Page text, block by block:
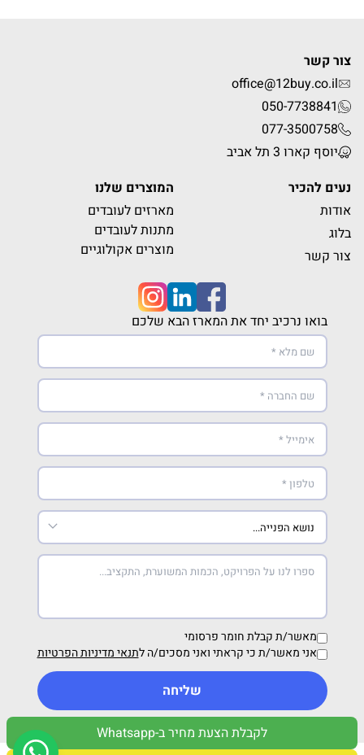
לקבלת הצעת מחיר ב-Whatsapp
צור קשר
office@12buy.co.il
050-7738841
077-3500758
יוסף קארו 3 תל אביב
נעים להכיר
אודות
בלוג
צור קשר
המוצרים שלנו
מארזים לעובדים
מתנות לעובדים
מוצרים אקולוגיים
בואו נרכיב יחד את המארז הבא שלכם
מאשר/ת קבלת חומר פרסומי
אני מאשר/ת כי קראתי ואני מסכים/ה לתנאי מדיניות הפרטיות
שליחה